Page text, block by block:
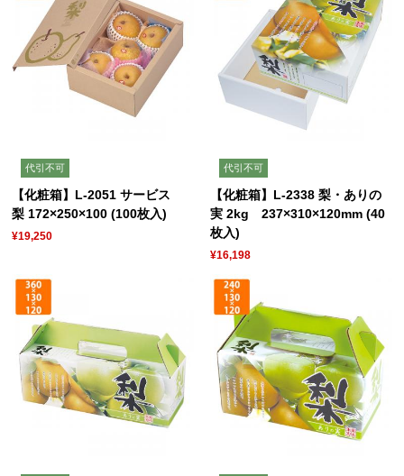
代引不可
【化粧箱】L-2051 サービス
梨 172×250×100 (100枚入)
¥19,250
代引不可
【化粧箱】L-2338 梨・ありの
実 2kg 237×310×120mm (40
枚入)
¥16,198